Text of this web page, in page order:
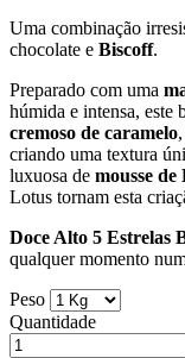
Uma combinação
chocolate e Biscoff.
Preparado com uma
húmida e intensa, este
cremoso de caramelo
criando uma textura
luxuosa de mousse de
Lotus tornam esta
Doce Alto 5 Estrelas
qualquer momento
Peso
Quantidade